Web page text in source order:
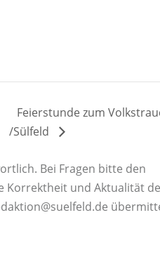
Feierstunde zum
/Sülfeld
Bei Fragen bitte den
Korrektheit und Aktualität